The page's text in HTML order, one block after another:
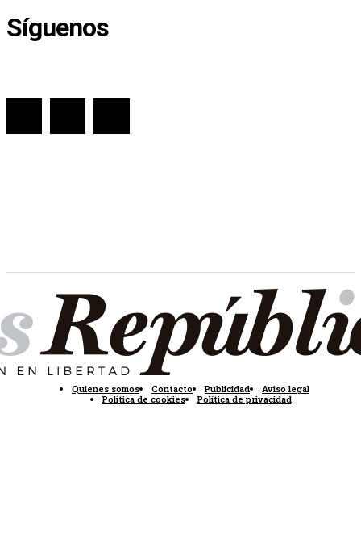
Síguenos
Quienes somos Contacto Publicidad
Aviso legal
Política de cookies
Política de privacidad